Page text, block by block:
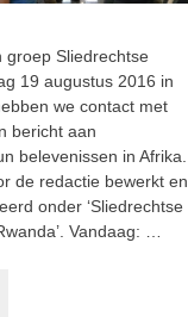
groep Sliedrechtse
19 augustus 2016 in
we contact met
bericht aan
belevenissen in Afrika.
de redactie bewerkt en
onder ‘Sliedrechtse
Vandaag: …